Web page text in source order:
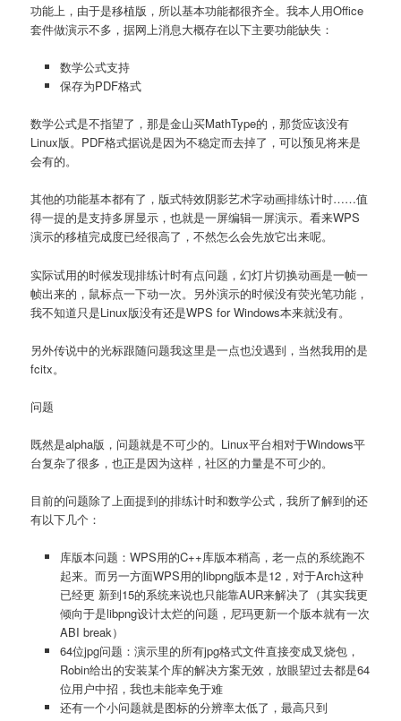
功能上，由于是移植版，所以基本功能都很齐全。我本人用Office
套件做演示不多，据网上消息大概存在以下主要功能缺失：
数学公式支持
保存为PDF格式
数学公式是不指望了，那是金山买MathType的，那货应该没有
Linux版。PDF格式据说是因为不稳定而去掉了，可以预见将来是
会有的。
其他的功能基本都有了，版式特效阴影艺术字动画排练计时……值
得一提的是支持多屏显示，也就是一屏编辑一屏演示。看来WPS
演示的移植完成度已经很高了，不然怎么会先放它出来呢。
实际试用的时候发现排练计时有点问题，幻灯片切换动画是一帧一
帧出来的，鼠标点一下动一次。另外演示的时候没有荧光笔功能，
我不知道只是Linux版没有还是WPS for Windows本来就没有。
另外传说中的光标跟随问题我这里是一点也没遇到，当然我用的是
fcitx。
问题
既然是alpha版，问题就是不可少的。Linux平台相对于Windows平
台复杂了很多，也正是因为这样，社区的力量是不可少的。
目前的问题除了上面提到的排练计时和数学公式，我所了解到的还
有以下几个：
库版本问题：WPS用的C++库版本稍高，老一点的系统跑不
起来。而另一方面WPS用的libpng版本是12，对于Arch这种
已经更 新到15的系统来说也只能靠AUR来解决了（其实我更
倾向于是libpng设计太烂的问题，尼玛更新一个版本就有一次
ABI break）
64位jpg问题：演示里的所有jpg格式文件直接变成叉烧包，
Robin给出的安装某个库的解决方案无效，放眼望过去都是64
位用户中招，我也未能幸免于难
还有一个小问题就是图标的分辨率太低了，最高只到